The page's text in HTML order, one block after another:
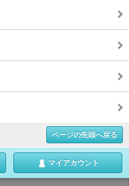
ページの先頭へ戻る
マイアカウント